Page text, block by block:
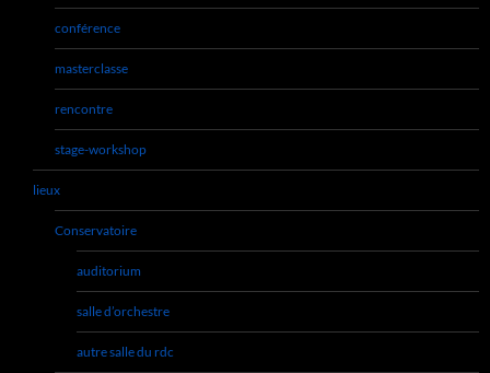
conférence
masterclasse
rencontre
stage-workshop
lieux
Conservatoire
auditorium
salle d’orchestre
autre salle du rdc